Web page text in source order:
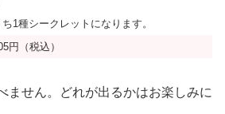
1種シークレットになります。
円（税込）
ません。どれが出るかはお楽しみに